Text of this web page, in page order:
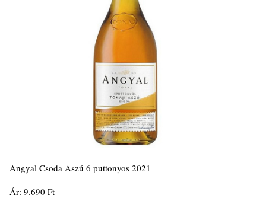
Angyal Csoda Aszú 6 puttonyos 2021
Ár: 9.690 Ft